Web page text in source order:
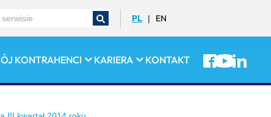
PL | EN
KONTRAHENCI KARIERA KONTAKT